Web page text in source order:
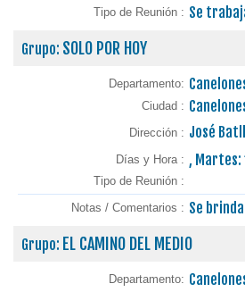
Tipo de Reunión : Se
Grupo: SOLO POR HOY
Departamento:
Ciudad :
Dirección : José
Días y Hora : , Martes:
Tipo de Reunión :
Notas / Comentarios : Se
Grupo: EL CAMINO DEL MEDIO
Departamento: